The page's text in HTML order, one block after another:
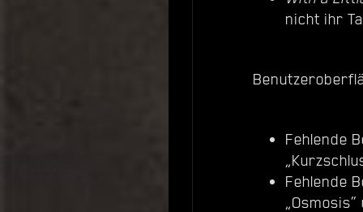
nicht ihr
Fehlende
Fehlende